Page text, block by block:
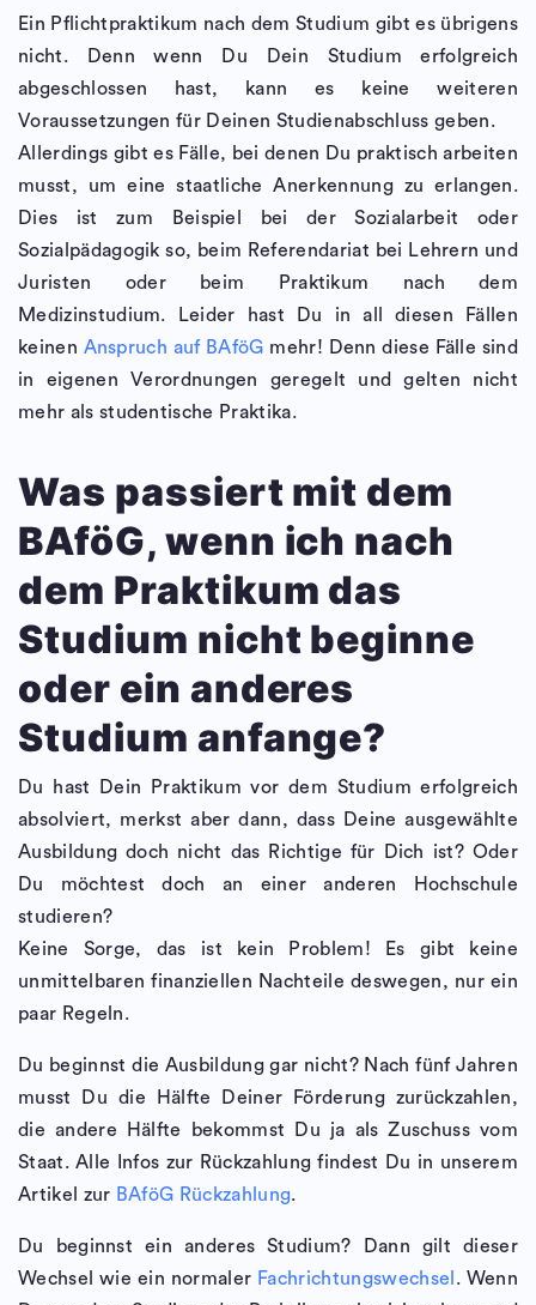
Ein Pflichtpraktikum nach dem Studium gibt es übrigens
nicht. Denn wenn Du Dein Studium erfolgreich
abgeschlossen hast, kann es keine weiteren
Voraussetzungen für Deinen Studienabschluss geben.
Allerdings gibt es Fälle, bei denen Du praktisch arbeiten
musst, um eine staatliche Anerkennung zu erlangen.
Dies ist zum Beispiel bei der Sozialarbeit oder
Sozialpädagogik so, beim Referendariat bei Lehrern und
Juristen oder beim Praktikum nach dem
Medizinstudium. Leider hast Du in all diesen Fällen
keinen Anspruch auf BAföG mehr! Denn diese Fälle sind
in eigenen Verordnungen geregelt und gelten nicht
mehr als studentische Praktika.
Was passiert mit dem
BAföG, wenn ich nach
dem Praktikum das
Studium nicht beginne
oder ein anderes
Studium anfange?
Du hast Dein Praktikum vor dem Studium erfolgreich
absolviert, merkst aber dann, dass Deine ausgewählte
Ausbildung doch nicht das Richtige für Dich ist? Oder
Du möchtest doch an einer anderen Hochschule
studieren?
Keine Sorge, das ist kein Problem! Es gibt keine
unmittelbaren finanziellen Nachteile deswegen, nur ein
paar Regeln.
Du beginnst die Ausbildung gar nicht? Nach fünf Jahren
musst Du die Hälfte Deiner Förderung zurückzahlen,
die andere Hälfte bekommst Du ja als Zuschuss vom
Staat. Alle Infos zur Rückzahlung findest Du in unserem
Artikel zur BAföG Rückzahlung.
Du beginnst ein anderes Studium? Dann gilt dieser
Wechsel wie ein normaler Fachrichtungswechsel . Wenn